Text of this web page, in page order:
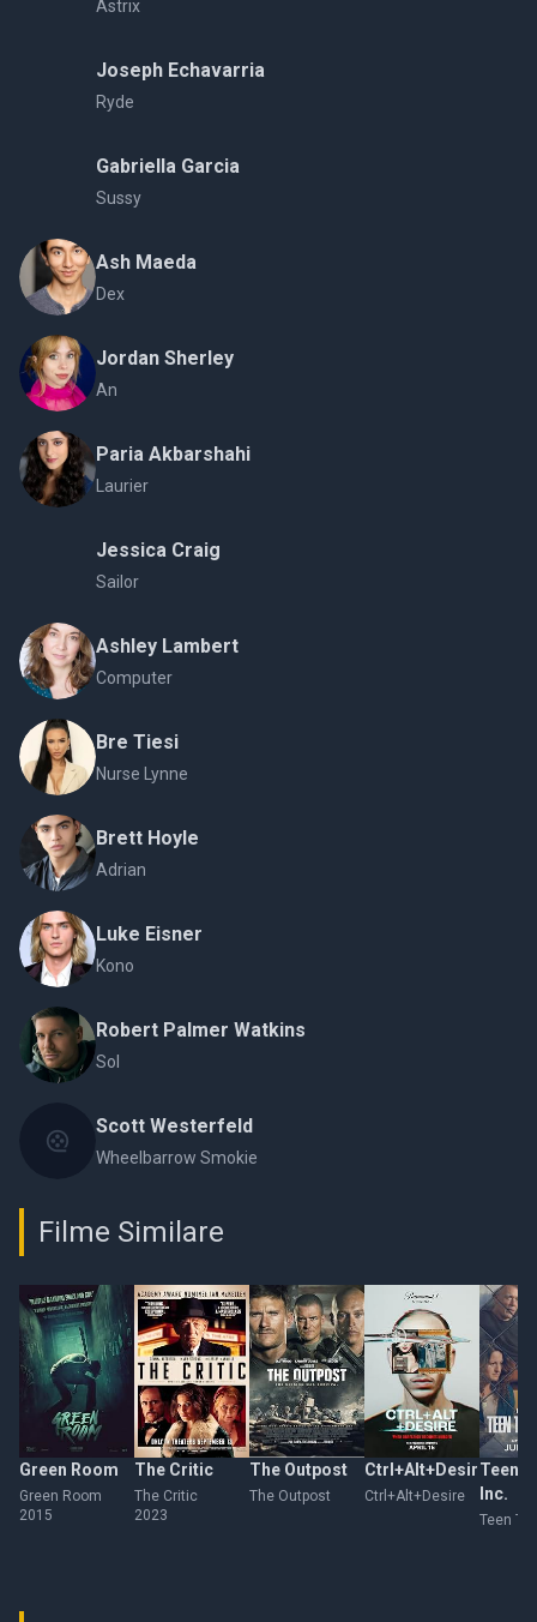
Astrix
Joseph Echavarria
Ryde
Gabriella Garcia
Sussy
Ash Maeda
Dex
Jordan Sherley
An
Paria Akbarshahi
Laurier
Jessica Craig
Sailor
Ashley Lambert
Computer
Bre Tiesi
Nurse Lynne
Brett Hoyle
Adrian
Luke Eisner
Kono
Robert Palmer Watkins
Sol
Scott Westerfeld
Wheelbarrow Smokie
Filme Similare
Green Room
Green Room
2015
The Critic
The Critic
2023
The Outpost
The Outpost
Ctrl+Alt+Desire
Ctrl+Alt+Desire
Teen
Inc.
Teen